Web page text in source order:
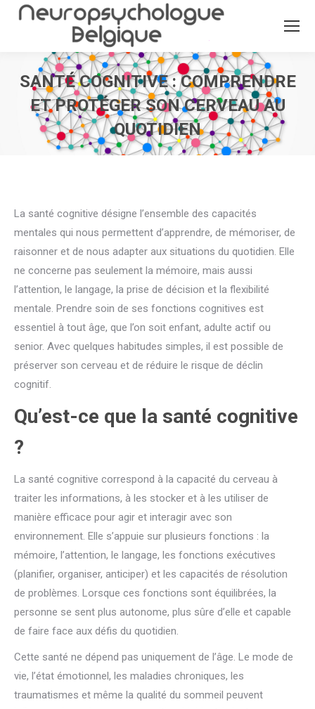
SANTÉ COGNITIVE : COMPRENDRE
ET PROTÉGER SON CERVEAU AU
QUOTIDIEN
Vous êtes ici :
La santé cognitive désigne l’ensemble des capacités
mentales qui nous permettent d’apprendre, de mémoriser, de
raisonner et de nous adapter aux situations du quotidien. Elle
ne concerne pas seulement la mémoire, mais aussi
l’attention, le langage, la prise de décision et la flexibilité
mentale. Prendre soin de ses fonctions cognitives est
essentiel à tout âge, que l’on soit enfant, adulte actif ou
senior. Avec quelques habitudes simples, il est possible de
préserver son cerveau et de réduire le risque de déclin
cognitif.
Qu’est-ce que la santé cognitive
?
La santé cognitive correspond à la capacité du cerveau à
traiter les informations, à les stocker et à les utiliser de
manière efficace pour agir et interagir avec son
environnement. Elle s’appuie sur plusieurs fonctions : la
mémoire, l’attention, le langage, les fonctions exécutives
(planifier, organiser, anticiper) et les capacités de résolution
de problèmes. Lorsque ces fonctions sont équilibrées, la
personne se sent plus autonome, plus sûre d’elle et capable
de faire face aux défis du quotidien.
Cette santé ne dépend pas uniquement de l’âge. Le mode de
vie, l’état émotionnel, les maladies chroniques, les
traumatismes et même la qualité du sommeil peuvent